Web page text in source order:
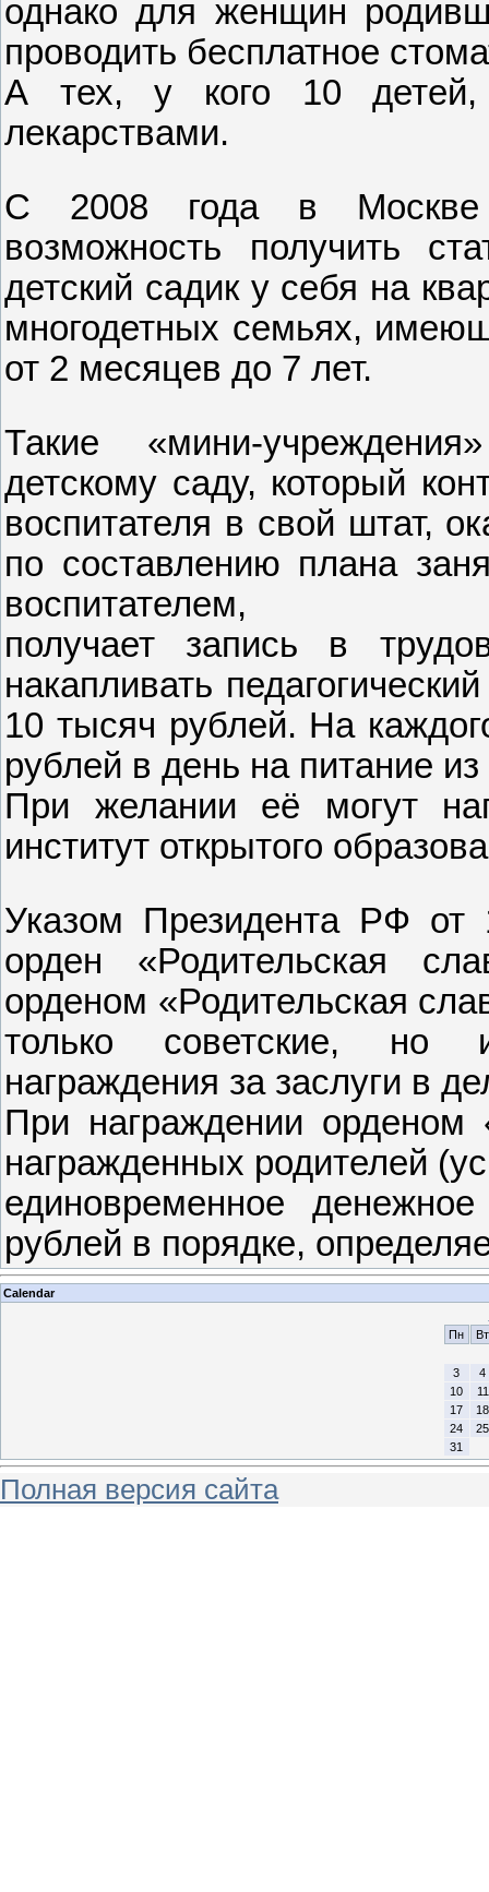
однако для женщин
проводить бесплатное
А тех, у кого 10 детей,
лекарствами.
С 2008 года в Москве
возможность получить
детский садик у себя на
многодетных семьях,
от 2 месяцев до 7 лет.
Такие
детскому саду, который
воспитателя в свой штат,
по составлению плана
воспитателем,
получает запись в
накапливать
10 тысяч рублей. На
рублей в день на питание
При желании её могут
институт открытого
Указом Президента РФ
орден «Родительская
орденом «Родительская
только советские, но
награждения за заслуги в
При награждении орденом
награжденных родителей
единовременное
рублей в порядке,
Calendar
Пн
Вт
3
4
10
11
17
18
24
25
31
Полная версия сайта